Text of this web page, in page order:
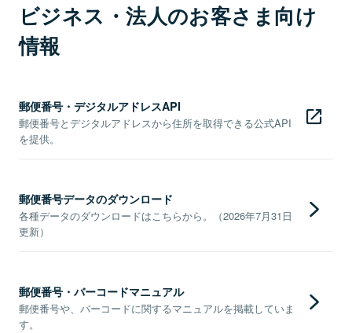
ビジネス・法人のお客さま向け
情報
郵便番号・デジタルアドレスAPI
郵便番号とデジタルアドレスから住所を取得できる公式API
を提供。
郵便番号データのダウンロード
各種データのダウンロードはこちらから。（2026年7月31日
更新）
郵便番号・バーコードマニュアル
郵便番号や、バーコードに関するマニュアルを掲載していま
す。